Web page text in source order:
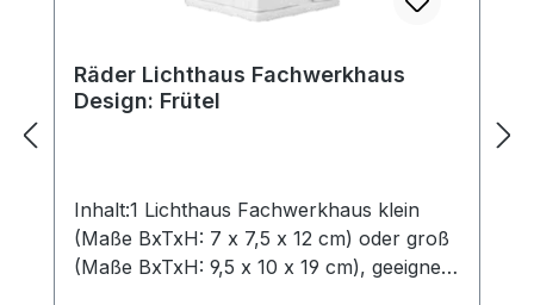
Räder Lichthaus Fachwerkhaus
Design: Frütel
Inhalt:1 Lichthaus Fachwerkhaus klein
(Maße BxTxH: 7 x 7,5 x 12 cm) oder groß
(Maße BxTxH: 9,5 x 10 x 19 cm), geeignet